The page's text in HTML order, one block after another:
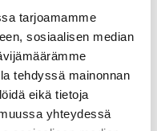
tarjoamamme
sosiaalisen median
tehdyssä mainonnan
eikä tietoja
yhteydessä
aihe samalla
suurimmista
SATOkotia, joissa